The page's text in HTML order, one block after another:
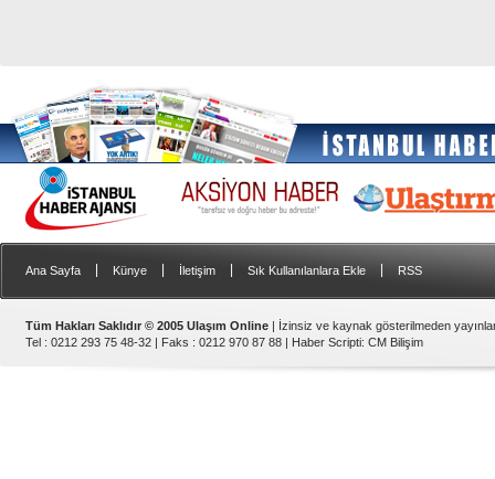
Ana Sayfa Künye İletişim Sık Kullanılanlara Ekle RSS
Tüm Hakları Saklıdır © 2005 Ulaşım Online | İzinsiz ve kaynak gösterilmeden
Tel : 0212 293 75 48-32 | Faks : 0212 970 87 88 | Haber Scripti: CM Bilişim